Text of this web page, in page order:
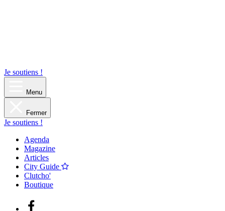
Je soutiens !
Menu
Fermer
Je soutiens !
Agenda
Magazine
Articles
City Guide
Clutcho'
Boutique